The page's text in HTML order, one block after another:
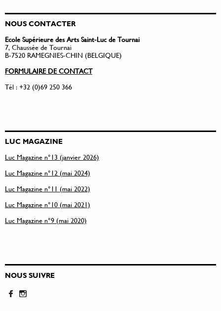
NOUS CONTACTER
Ecole Supérieure des Arts Saint-Luc de Tournai
7, Chaussée de Tournai
B-7520 RAMEGNIES-CHIN (BELGIQUE)
FORMULAIRE DE CONTACT
Tél : +32 (0)69 250 366
LUC MAGAZINE
Luc Magazine n°13 (janvier 2026)
Luc Magazine n°12 (mai 2024)
Luc Magazine n°11 (mai 2022)
Luc Magazine n°10 (mai 2021)
Luc Magazine n°9 (mai 2020)
NOUS SUIVRE